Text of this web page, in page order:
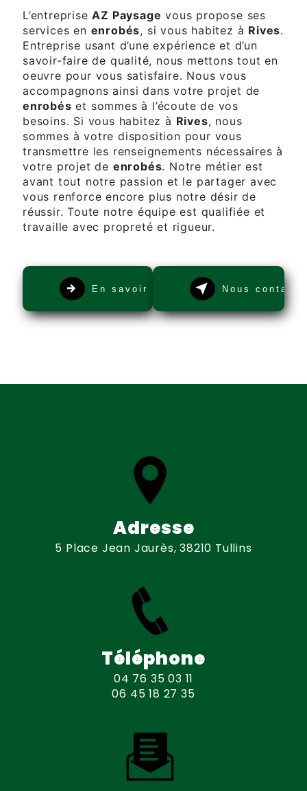
L’entrepriseAZ Paysage vous propose ses
services en enrobés, si vous habitez à Rives.
Entreprise usant d’une expérience et d’un
savoir-faire de qualité, nous mettons tout en
oeuvre pour vous satisfaire. Nous vous
accompagnons ainsi dans votre projet de
enrobés et sommes à l’écoute de vos
besoins. Si vous habitez à Rives, nous
sommes à votre disposition pour vous
transmettre les renseignements nécessaires à
votre projet de enrobés. Notre métier est
avant tout notre passion et le partager avec
vous renforce encore plus notre désir de
réussir. Toute notre équipe est qualifiée et
travaille avec propreté et rigueur.
En savoir plus Nous
Adresse
5 Place Jean Jaurès, 38210 Tullins
Téléphone
04 76 35 03 11
06 45 18 27 35